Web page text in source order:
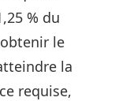
% du
le
la
requise,